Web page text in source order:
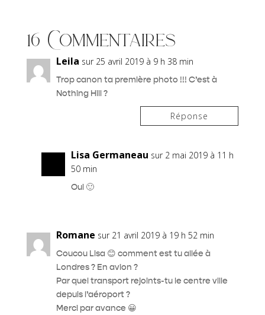
16 Commentaires
Leila sur 25 avril 2019 à 9 h 38 min
Trop canon ta première photo !!! C’est à
Nothing Hill ?
Réponse
Lisa Germaneau sur 2 mai 2019 à 11 h
50 min
Oui 🙂
Romane sur 21 avril 2019 à 19 h 52 min
Coucou Lisa 😊 comment est tu allée à
Londres ? En avion ?
Par quel transport rejoints-tu le centre ville
depuis l’aéroport ?
Merci par avance 😀